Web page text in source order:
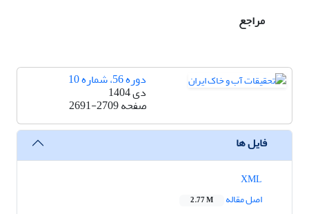
مراجع
دوره 56، شماره 10
دی 1404
صفحه2691-2709
فایل ها
اصل مقاله
2.77 M